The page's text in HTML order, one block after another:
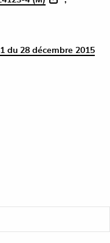
du 28 décembre 2015